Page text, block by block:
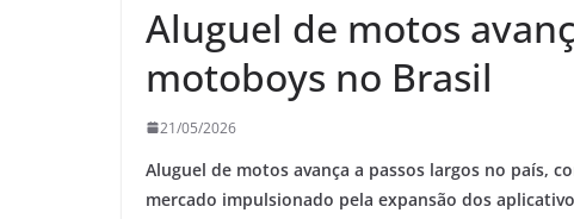
Aluguel de motos
motoboys no Brasil
21/05/2026
Aluguel de motos avança a passos largos no país,
mercado impulsionado pela expansão dos